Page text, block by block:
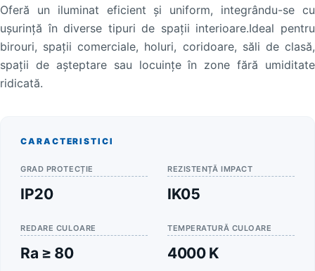
Oferă un iluminat eficient și uniform, integrându-se cu
ușurință în diverse tipuri de spații interioare.Ideal pentru
birouri, spații comerciale, holuri, coridoare, săli de clasă,
spații de așteptare sau locuințe în zone fără umiditate
ridicată.
CARACTERISTICI
GRAD PROTECȚIE
IP20
REZISTENȚĂ IMPACT
IK05
REDARE CULOARE
Ra ≥ 80
TEMPERATURĂ CULOARE
4000 K